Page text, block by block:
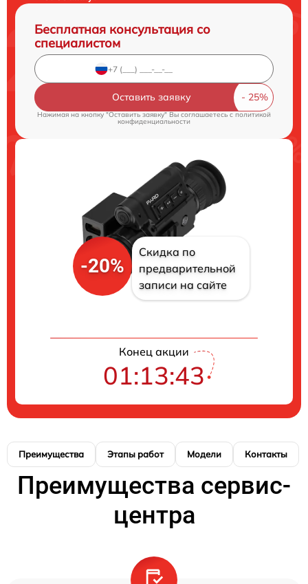
Бесплатная консультация со
специалистом
Оставить заявку
Нажимая на кнопку "Оставить заявку" Вы соглашаетесь c политикой
конфиденциальности
-20%
Скидка по
предварительной
записи на сайте
Конец акции
01:13:43
Преимущества Этапы работ Модели Контакты
Преимущества сервис-
центра